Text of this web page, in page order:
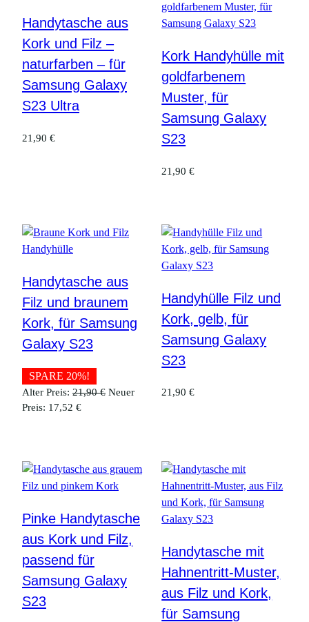
Handytasche aus
Kork und Filz –
naturfarben – für
Samsung Galaxy
S23 Ultra
21,90 €
Kork Handyhülle mit
goldfarbenem
Muster, für
Samsung Galaxy
S23
21,90€
Handytasche aus
Filz und braunem
Kork, für Samsung
Galaxy S23
SPARE 20%!
Alter Preis: 21,90€ Ursprünglicher
Neuer
Preis: 17,52 €Aktueller
Handyhülle Filz und
Kork, gelb, für
Samsung Galaxy
S23
21,90€
Pinke Handytasche
aus Kork und Filz,
passend für
Samsung Galaxy
S23
Handytasche mit
Hahnentritt-Muster,
aus Filz und Kork,
für Samsung